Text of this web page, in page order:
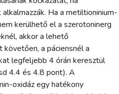
Ha a metiltioninium-
kerülhető el a szerotoninerg
akkor a lehető
a páciensnél a
legfeljebb 4 órán keresztül
4.4 és 4.8 pont). A
oxidáz egy hatékony